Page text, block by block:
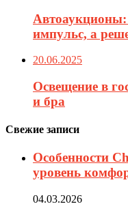
импульс, а
20.06.2025
Освещение в
и бра
Свежие записи
Особенности
уровень
04.03.2026